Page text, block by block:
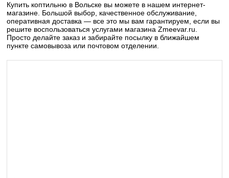
Купить коптильню в Вольске вы можете в нашем интернет-
магазине. Большой выбор, качественное обслуживание,
оперативная доставка — все это мы вам гарантируем, если вы
решите воспользоваться услугами магазина Zmeevar.ru.
Просто делайте заказ и забирайте посылку в ближайшем
пункте самовывоза или почтовом отделении.